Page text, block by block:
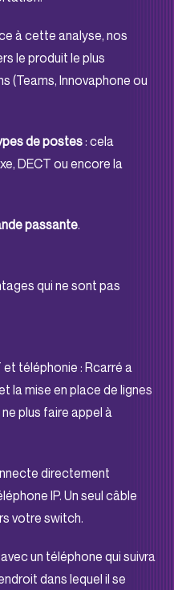
à cette analyse, nos
le produit le plus
(Teams, Innovaphone ou
de postes : cela
DECT ou encore la
passante.
qui ne sont pas
téléphonie : Rcarré a
la mise en place de lignes
plus faire appel à
directement
IP. Un seul câble
votre switch.
un téléphone qui suivra
dans lequel il se